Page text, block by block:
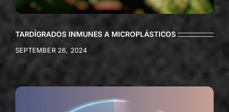
TARDÍGRADOS INMUNES A MICROPLÁSTICOS
SEPTEMBER 26, 2024